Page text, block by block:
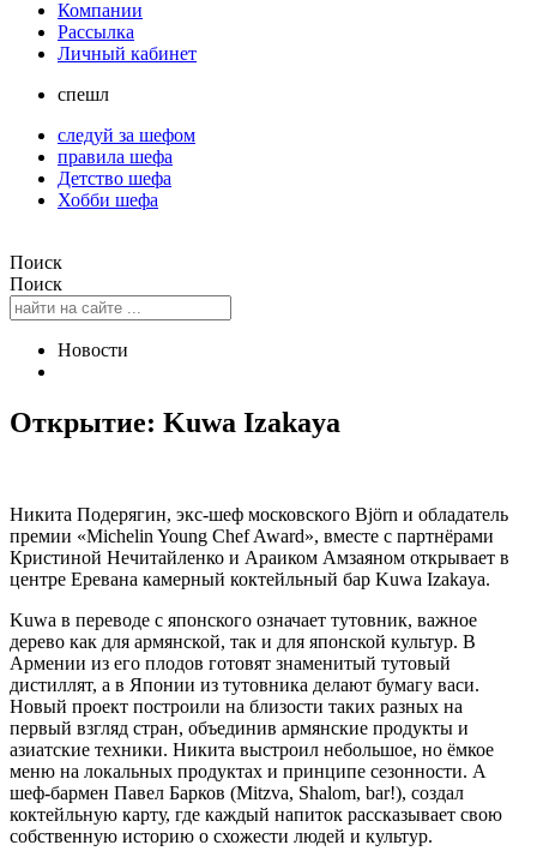
Компании
Рассылка
Личный кабинет
спешл
следуй за шефом
правила шефа
Детство шефа
Хобби шефа
Поиск
Поиск
Новости
Открытие: Kuwa Izakaya
Никита Подерягин, экс-шеф московского Björn и обладатель
премии «Michelin Young Chef Award», вместе с партнёрами
Кристиной Нечитайленко и Араиком Амзаяном открывает в
центре Еревана камерный коктейльный бар Kuwa Izakaya.
Kuwa в переводе с японского означает тутовник, важное
дерево как для армянской, так и для японской культур. В
Армении из его плодов готовят знаменитый тутовый
дистиллят, а в Японии из тутовника делают бумагу васи.
Новый проект построили на близости таких разных на
первый взгляд стран, объединив армянские продукты и
азиатские техники. Никита выстроил небольшое, но ёмкое
меню на локальных продуктах и принципе сезонности. А
шеф-бармен Павел Барков (Mitzva, Shalom, bar!), создал
коктейльную карту, где каждый напиток рассказывает свою
собственную историю о схожести людей и культур.